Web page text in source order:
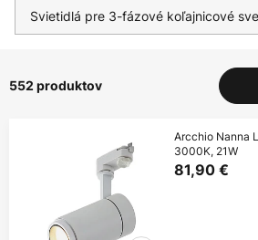
Svietidlá pre 3-fázové koľajnicové
552 produktov
Arcchio Nanna
3000K, 21W
81,90 €